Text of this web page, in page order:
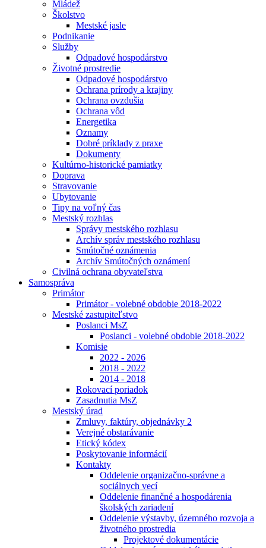
Mládež
Školstvo
Mestské jasle
Podnikanie
Služby
Odpadové hospodárstvo
Životné prostredie
Odpadové hospodárstvo
Ochrana prírody a krajiny
Ochrana ovzdušia
Ochrana vôd
Energetika
Oznamy
Dobré príklady z praxe
Dokumenty
Kultúrno-historické pamiatky
Doprava
Stravovanie
Ubytovanie
Tipy na voľný čas
Mestský rozhlas
Správy mestského rozhlasu
Archív správ mestského rozhlasu
Smútočné oznámenia
Archív Smútočných oznámení
Civilná ochrana obyvateľstva
Samospráva
Primátor
Primátor - volebné obdobie 2018-2022
Mestské zastupiteľstvo
Poslanci MsZ
Poslanci - volebné obdobie 2018-2022
Komisie
2022 - 2026
2018 - 2022
2014 - 2018
Rokovací poriadok
Zasadnutia MsZ
Mestský úrad
Zmluvy, faktúry, objednávky 2
Verejné obstarávanie
Etický kódex
Poskytovanie informácií
Kontakty
Oddelenie organizačno-správne a
sociálnych vecí
Oddelenie finančné a hospodárenia
školských zariadení
Oddelenie výstavby, územného rozvoja a
životného prostredia
Projektové dokumentácie